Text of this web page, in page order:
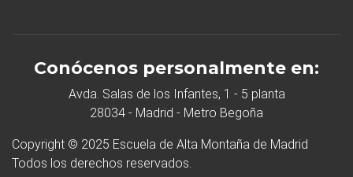
Conócenos personalmente en:
Avda. Salas de los Infantes, 1 - 5 planta
28034 - Madrid - Metro Begoña
Copyright © 2025 Escuela de Alta Montaña de Madrid
Todos los derechos reservados.